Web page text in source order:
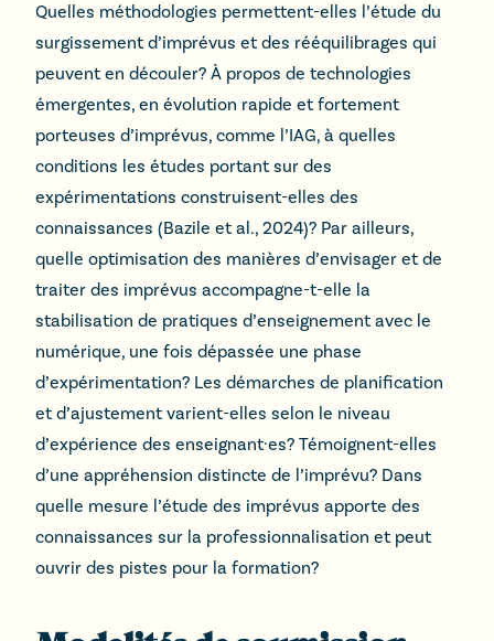
Quelles méthodologies permettent-elles l’étude du
surgissement d’imprévus et des rééquilibrages qui
peuvent en découler? À propos de technologies
émergentes, en évolution rapide et fortement
porteuses d’imprévus, comme l’IAG, à quelles
conditions les études portant sur des
expérimentations construisent-elles des
connaissances (Bazile et al., 2024)? Par ailleurs,
quelle optimisation des manières d’envisager et de
traiter des imprévus accompagne-t-elle la
stabilisation de pratiques d’enseignement avec le
numérique, une fois dépassée une phase
d’expérimentation? Les démarches de planification
et d’ajustement varient-elles selon le niveau
d’expérience des enseignant·es? Témoignent-elles
d’une appréhension distincte de l’imprévu? Dans
quelle mesure l’étude des imprévus apporte des
connaissances sur la professionnalisation et peut
ouvrir des pistes pour la formation?